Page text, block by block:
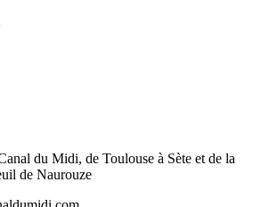
du Midi, de Toulouse à Sète et de la
de Naurouze